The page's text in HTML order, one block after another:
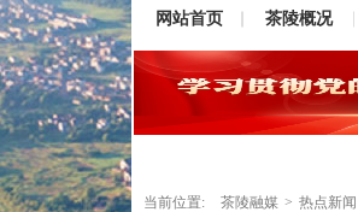
网站首页 茶陵概况
当前位置: 茶陵融媒 > 热点新闻